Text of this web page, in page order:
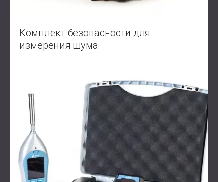
Комплект безопасности для
измерения шума